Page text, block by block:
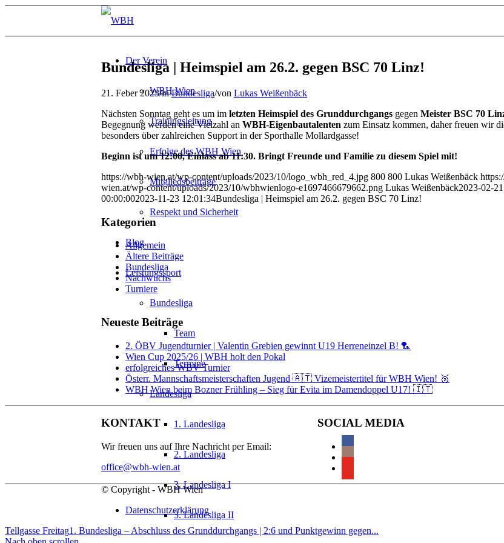
Der Verein
WBH Wien
Trainingsleitung
Erfolge des WBH Wien
Mitgliedsbeiträge
Respekt und Sicherheit
Blog
Leistungssport
Bundesliga
Team
Termine
Landesliga
1. Landesliga
2. Landesliga
3. Landesliga I
3. Landesliga II
Bundesliga | Heimspiel am 26.2. gegen BSC 70 Linz!
21. Feber 2023/inBundesliga/von Lukas Weißenbäck
Nächsten Sonntag geht es um im letzten Heimspiel des Grunddurchgangs gegen Meister BSC 70
Begegnung werden eine Vielzahl an WBH-Eigenbautalenten zum Einsatz kommen, daher freuen wir
besonders über zahlreichen Support in der Sporthalle Mollardgasse!
Beginn ist um 12:00, Einlass ab 11:30. Bringt Freunde und Familie zu diesem Spiel mit!
https://wbh-wien.at/wp-content/uploads/2023/10/logo_wbh_red_4.jpg 800 800 Lukas Weißenbäck
wien.at/wp-content/uploads/2023/10/wbhwienlogo-e1697466679662.png Lukas Weißenbäck2023-02-21
00:00:002023-11-23 12:01:34Bundesliga | Heimspiel am 26.2. gegen BSC 70 Linz!
Kategorien
Allgemein
Ältere Beiträge
Bundesliga
Nachwuchs
Turniere
Neueste Beiträge
2. ÖBV Jugendturnier | Valentin Grebien gewinnt U19 Herreneinzel B! 🏸
Wien Cup 2025/26 | WBH holt den Pokal
erfolgreiches WBV Turnier
Österr. Mannschaftsmeisterschaften Jugend 🇦🇹 Vizemeistertitel für WBH Wien! 🥈
WBH Wien beim Bozner Frühling – Sieg für Evita im Damendoppel U17! 🇮🇹
KONTAKT
Wir freuen uns auf Ihre Nachricht per Email:
office@wbh-wien.at
SOCIAL MEDIA
© Copyright - WBH Wien
Datenschutzerklärung
Tellgasse Freitag1. Bundesliga – Abschluss des Grunddurchgangs | 2:6 und Punktgewinn gegen...